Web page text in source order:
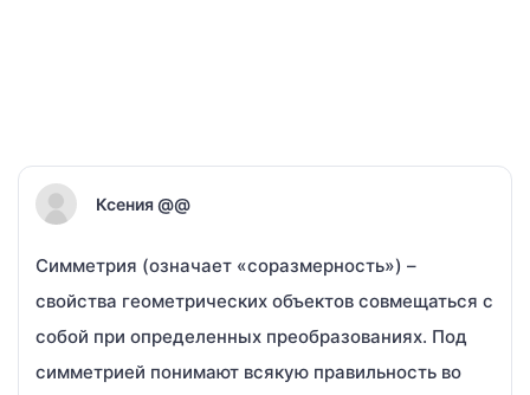
Ксения @@
Симметрия (означает «соразмерность») –
свойства геометрических объектов совмещаться с
собой при определенных преобразованиях. Под
симметрией понимают всякую правильность во